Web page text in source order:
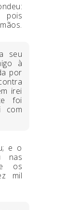
pois
seu
à
por
irei
foi
com
e o
nas
os
mil